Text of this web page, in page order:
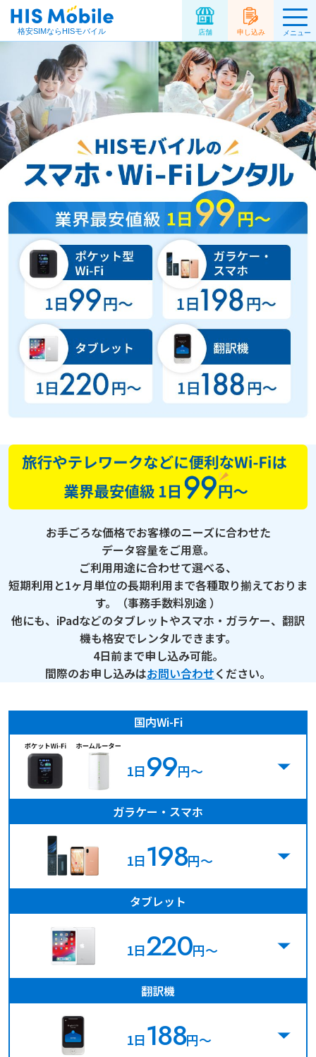
格安SIMならHISモバイル 店舗 申し込み メニュー
お手ごろな価格でお客様のニーズに合わせた
データ容量をご用意。
ご利用用途に合わせて選べる、
短期利用と1ヶ月単位の長期利用まで各種取り揃えておりま
す。（事務手数料別途 ）
他にも、iPadなどのタブレットやスマホ・ガラケー、翻訳
機も格安でレンタルできます。
4日前まで申し込み可能。
間際のお申し込みはお問い合わせください。
国内Wi-Fi
1日99円〜
ガラケー・スマホ
1日198円〜
タブレット
1日220円〜
翻訳機
1日188円〜